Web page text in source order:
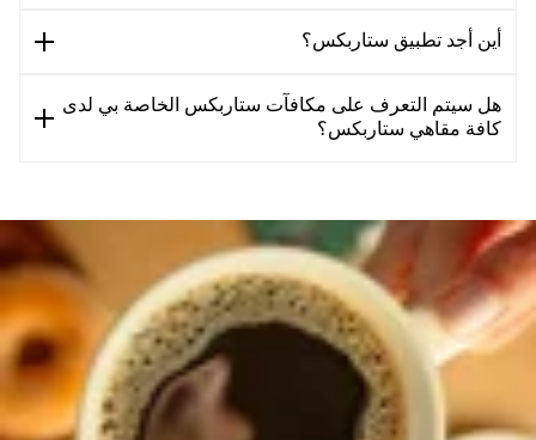
أين أجد تطبيق ستاربكس؟
هل سيتم التعرف على مكافآت ستاربكس الخاصة بي لدى
كافة مقاهي ستاربكس؟